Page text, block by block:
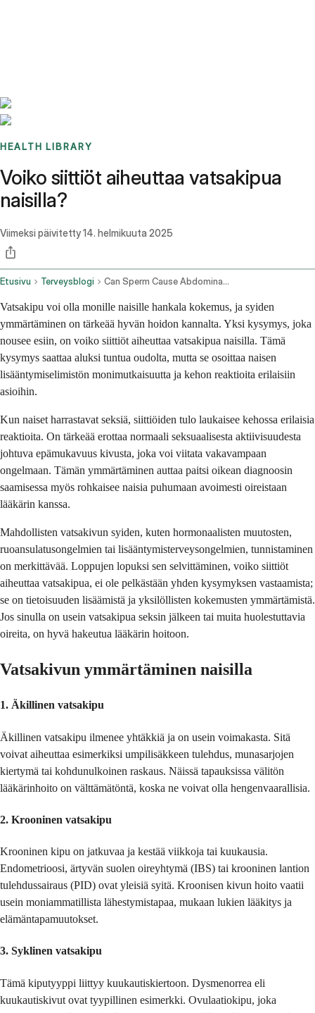
HEALTH LIBRARY
Voiko siittiöt aiheuttaa vatsakipua
naisilla?
Viimeksi päivitetty14. helmikuuta 2025
Etusivu Terveysblogi Can Sperm Cause Abdominal Pain In Females
Vatsakipu voi olla monille naisille hankala kokemus, ja syiden
ymmärtäminen on tärkeää hyvän hoidon kannalta. Yksi kysymys, joka
nousee esiin, on voiko siittiöt aiheuttaa vatsakipua naisilla. Tämä
kysymys saattaa aluksi tuntua oudolta, mutta se osoittaa naisen
lisääntymiselimistön monimutkaisuutta ja kehon reaktioita erilaisiin
asioihin.
Kun naiset harrastavat seksiä, siittiöiden tulo laukaisee kehossa erilaisia
reaktioita. On tärkeää erottaa normaali seksuaalisesta aktiivisuudesta
johtuva epämukavuus kivusta, joka voi viitata vakavampaan
ongelmaan. Tämän ymmärtäminen auttaa paitsi oikean diagnoosin
saamisessa myös rohkaisee naisia puhumaan avoimesti oireistaan
lääkärin kanssa.
Mahdollisten vatsakivun syiden, kuten hormonaalisten muutosten,
ruoansulatusongelmien tai lisääntymisterveysongelmien, tunnistaminen
on merkittävää. Loppujen lopuksi sen selvittäminen, voiko siittiöt
aiheuttaa vatsakipua, ei ole pelkästään yhden kysymyksen vastaamista;
se on tietoisuuden lisäämistä ja yksilöllisten kokemusten ymmärtämistä.
Jos sinulla on usein vatsakipua seksin jälkeen tai muita huolestuttavia
oireita, on hyvä hakeutua lääkärin hoitoon.
Vatsakivun ymmärtäminen naisilla
1. Äkillinen vatsakipu
Äkillinen vatsakipu ilmenee yhtäkkiä ja on usein voimakasta. Sitä
voivat aiheuttaa esimerkiksi umpilisäkkeen tulehdus, munasarjojen
kiertymä tai kohdunulkoinen raskaus. Näissä tapauksissa välitön
lääkärinhoito on välttämätöntä, koska ne voivat olla hengenvaarallisia.
2. Krooninen vatsakipu
Krooninen kipu on jatkuvaa ja kestää viikkoja tai kuukausia.
Endometrioosi, ärtyvän suolen oireyhtymä (IBS) tai krooninen lantion
tulehdussairaus (PID) ovat yleisiä syitä. Kroonisen kivun hoito vaatii
usein moniammatillista lähestymistapaa, mukaan lukien lääkitys ja
elämäntapamuutokset.
3. Syklinen vatsakipu
Tämä kiputyyppi liittyy kuukautiskiertoon. Dysmenorrea eli
kuukautiskivut ovat tyypillinen esimerkki. Ovulaatiokipu, joka